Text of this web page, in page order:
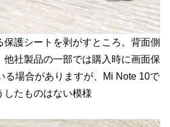
護シートを剥がすところ。背面側
他社製品の一部では購入時に画面保
る場合がありますが、Mi Note 10で
したものはない模様